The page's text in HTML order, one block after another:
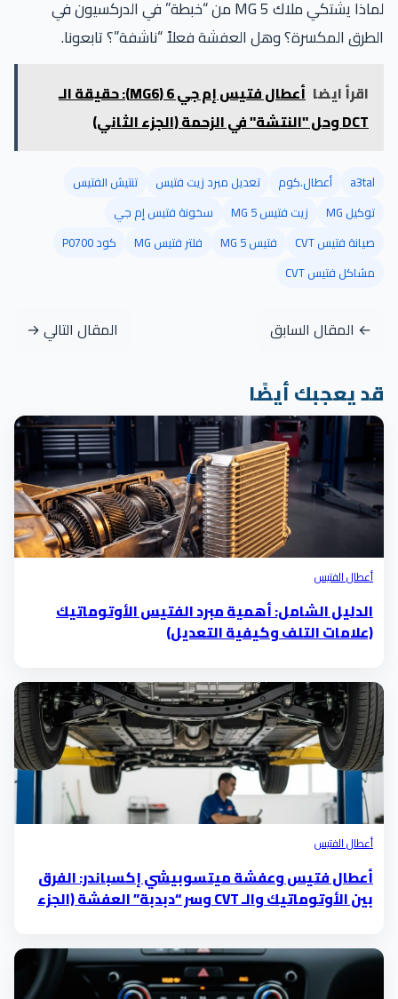
لماذا يشتكي ملاك MG 5 من “خبطة” في الدركسيون في
الطرق المكسرة؟ وهل العفشة فعلاً “ناشفة”؟ تابعونا.
اقرأ ايضا
أعطال فتيس إم جي 6 (MG6): حقيقة الـ
DCT وحل "النتشة" في الزحمة (الجزء الثاني)
a3tal أعطال.كوم تعديل مبرد زيت فتيس
تنتيش الفتيس
توكيل MG
زيت فتيس MG 5
سخونة فتيس إم جي
صيانة فتيس CVT
فتيس MG 5 فلتر فتيس MG
كود P0700
مشاكل فتيس CVT
← المقال السابق المقال التالي →
قد يعجبك أيضًا
أعطال الفتيس
الدليل الشامل: أهمية مبرد الفتيس الأوتوماتيك
(علامات التلف وكيفية التعديل)
أعطال الفتيس
أعطال فتيس وعفشة ميتسوبيشي إكسباندر: الفرق
بين الأوتوماتيك والـ CVT وسر “دبدبة” العفشة (الجزء